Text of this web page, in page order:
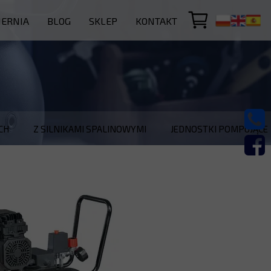
BLOG SKLEP
KOMPRESORY NUAIR
KONTAKT
Z SILNIKAMI SPALINOWYMI JEDNOSTKI POMPUJĄCE